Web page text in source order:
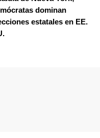
dominan
estatales en EE.